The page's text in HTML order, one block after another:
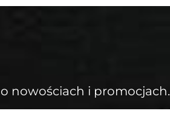
nowościach i promocjach.